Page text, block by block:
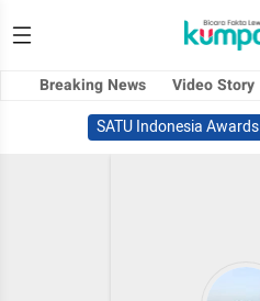
Breaking News Video Story
SATU Indonesia Awards